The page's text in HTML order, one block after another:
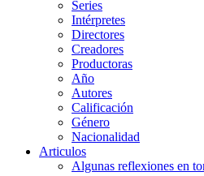
Series
Intérpretes
Directores
Creadores
Productoras
Año
Autores
Calificación
Género
Nacionalidad
Articulos
Algunas reflexiones en